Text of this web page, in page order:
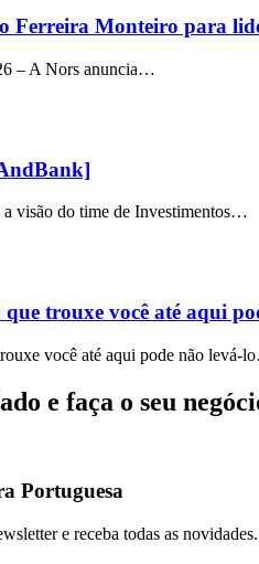
Ferreira Monteiro para
– A Nors anuncia…
visão do time de Investimentos…
trouxe você até aqui
você até aqui pode não levá-
e faça o seu
Portuguesa
e receba todas as